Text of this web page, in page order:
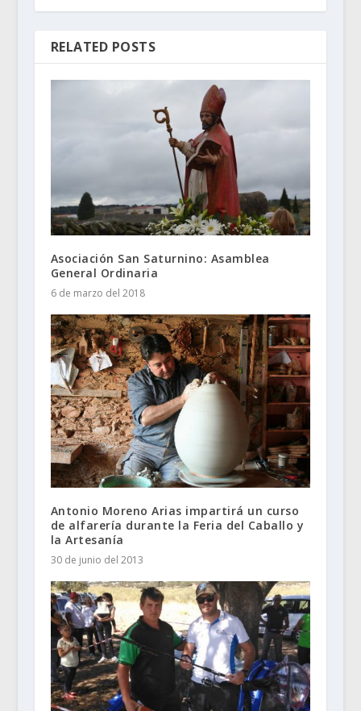
RELATED POSTS
Asociación San Saturnino: Asamblea
General Ordinaria
6 de marzo del 2018
Antonio Moreno Arias impartirá un curso
de alfarería durante la Feria del Caballo y
la Artesanía
30 de junio del 2013